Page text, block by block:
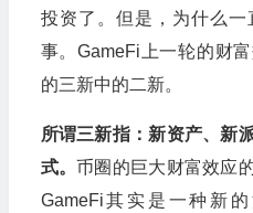
投资了。但是，为什么
事。GameFi上一轮的财
的三新中的二新。
所谓三新指：新资产、新
式。币圈的巨大财富效应
GameFi其实是一种新